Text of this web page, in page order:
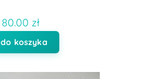
80.00 zł
do koszyka